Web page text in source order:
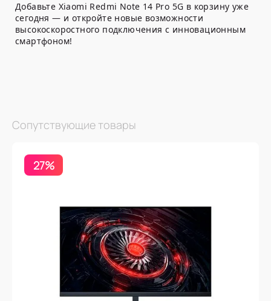
Добавьте Xiaomi Redmi Note 14 Pro 5G в корзину уже
сегодня — и откройте новые возможности
высокоскоростного подключения с инновационным
смартфоном!
Сопутствующие товары
27%